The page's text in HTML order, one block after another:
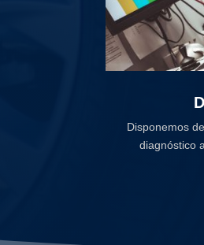
Disponemos
diagnóstico